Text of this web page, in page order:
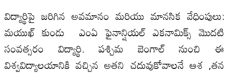
విద్యార్థిపై జరిగిన అవమానం మరియు మానసిక వేధింపులు:
మయుఖ్ కుండు ఎంఏ ఫైనాన్షియల్ ఎకనామిక్స్ మొదటి
సంవత్సరం విద్యార్థి. పశ్చిమ బెంగాల్ నుంచి ఈ
విశ్వవిద్యాలయానికి వచ్చిన అతని చదువుకోవాలనే‌ ఆశ ,తన